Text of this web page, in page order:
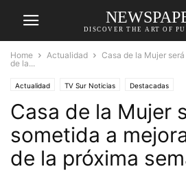
DISCOVER THE ART OF
Home Actualidad
Casa de la Mujer
de la...
Actualidad TV Sur Noticias Destacadas
Casa de la Mujer
sometida a
de la próxima